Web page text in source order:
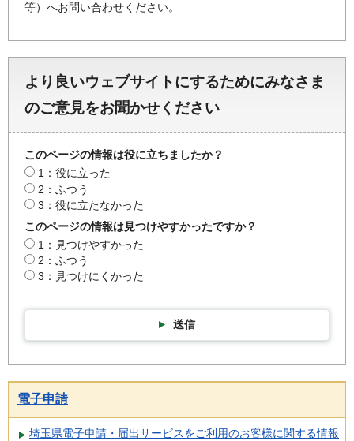
等）へお問い合わせください。
より良いウェブサイトにするためにみなさま
のご意見をお聞かせください
このページの情報は役に立ちましたか？
1：役に立った
2：ふつう
3：役に立たなかった
このページの情報は見つけやすかったですか？
1：見つけやすかった
2：ふつう
3：見つけにくかった
送信
電子申請
埼玉県電子申請・届出サービスをご利用のお客様に関する情報